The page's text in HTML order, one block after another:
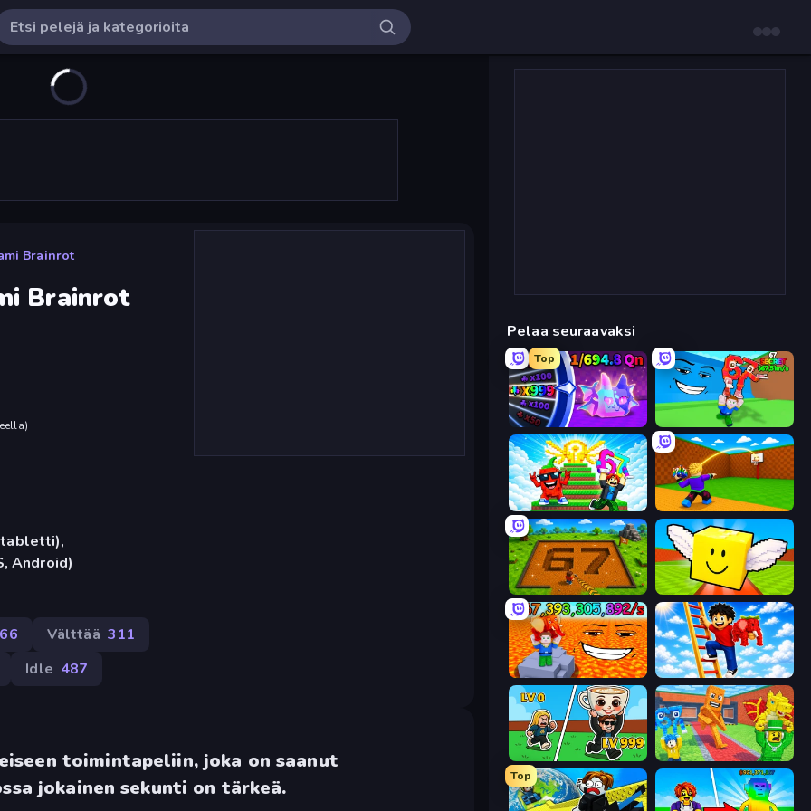
Brainrot
Brainrot
)
Android)
66 Välttää 311
Idle 487
toimintapeliin, joka on saanut
jokainen sekunti on tärkeä.
Pelaa seuraavaksi
Top
Meeland.io
Run and Jump for Brainrot Throw a Lucky Block
Obby: Dig Brainrots Lucky Brainrot Blocks Online
Escape Lava for Brainrots! Ladder to Brainhot: Climb
Brainrot Arena Online Catch Brainrots From Bosses
Top